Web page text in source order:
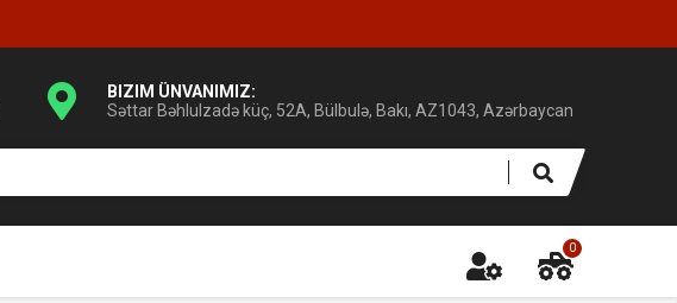
BIZIM ÜNVANIMIZ:
Səttar Bəhlulzadə küç, 52A, Bülbulə, Bakı, AZ1043, Azərbaycan
0